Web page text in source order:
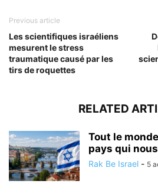
Previous article
Les scientifiques israéliens
mesurent le stress
traumatique causé par les
tirs de roquettes
RELATED
Tout le
pays qui
Rak Be Israel - 5